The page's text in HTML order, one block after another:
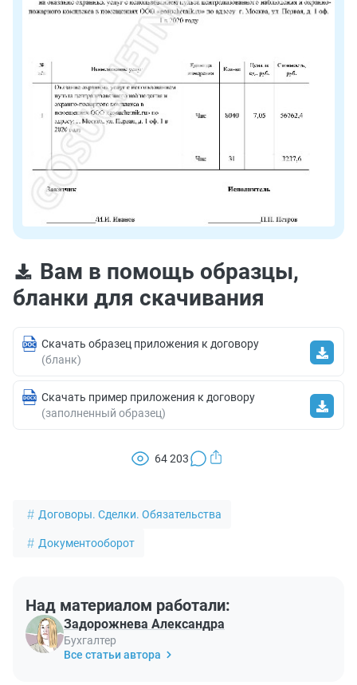
Вам в помощь образцы,
бланки для скачивания
Скачать образец приложения к договору
(бланк)
Скачать пример приложения к договору
(заполненный образец)
64 203
Договоры. Сделки. Обязательства
Документооборот
Над материалом работали:
Задорожнева Александра
Бухгалтер
Все статьи автора